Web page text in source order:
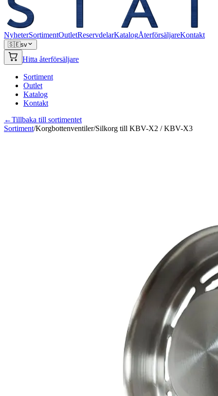
NyheterSortimentOutletReservdelarKatalogÅterförsäljareKontakt
🇸🇪sv
Hitta återförsäljare
Sortiment
Outlet
Katalog
Kontakt
←Tillbaka till sortimentet
Sortiment/Korgbottenventiler/Silkorg till KBV-X2 / KBV-X3